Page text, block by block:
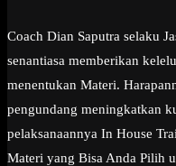
Coach Dian Saputra selaku
senantiasa memberikan
menentukan Materi.
pengundang meningkatkan
pelaksanaannya In House
Materi yang Bisa Anda Pilih